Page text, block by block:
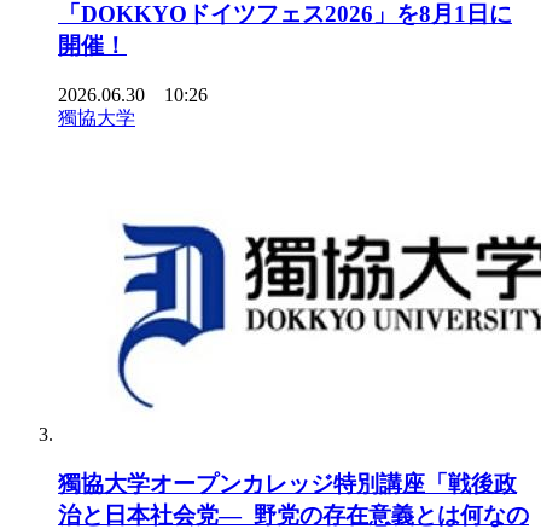
「DOKKYOドイツフェス2026」を8月1日に
開催！
2026.06.30 10:26
獨協大学
獨協大学オープンカレッジ特別講座「戦後政
治と日本社会党― 野党の存在意義とは何なの